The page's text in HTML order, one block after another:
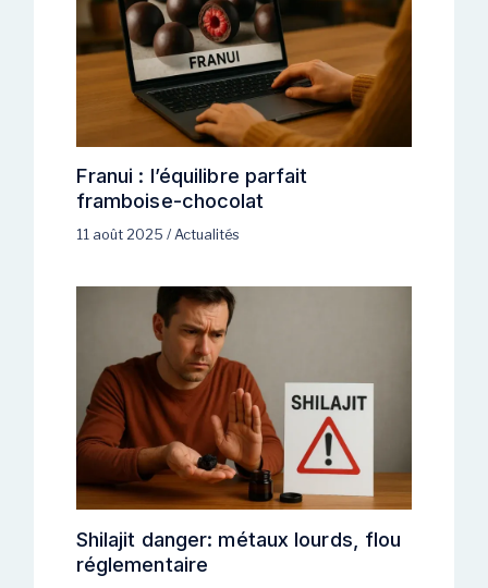
Franui : l’équilibre parfait
framboise-chocolat
11 août 2025 / Actualités
Shilajit danger: métaux lourds, flou
réglementaire